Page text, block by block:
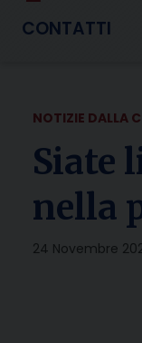
CONTATTI
NOTIZIE DALLA
Siate
nella
24 Novembre